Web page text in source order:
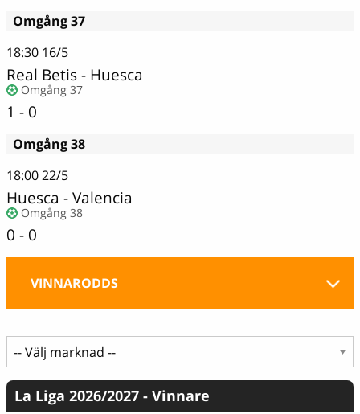
Omgång 37
18:30 16/5
Real Betis- Huesca
Omgång 37
1 - 0
Omgång 38
18:0022/5
Huesca - Valencia
Omgång 38
0 - 0
VINNARODDS
La Liga 2026/2027 - Vinnare